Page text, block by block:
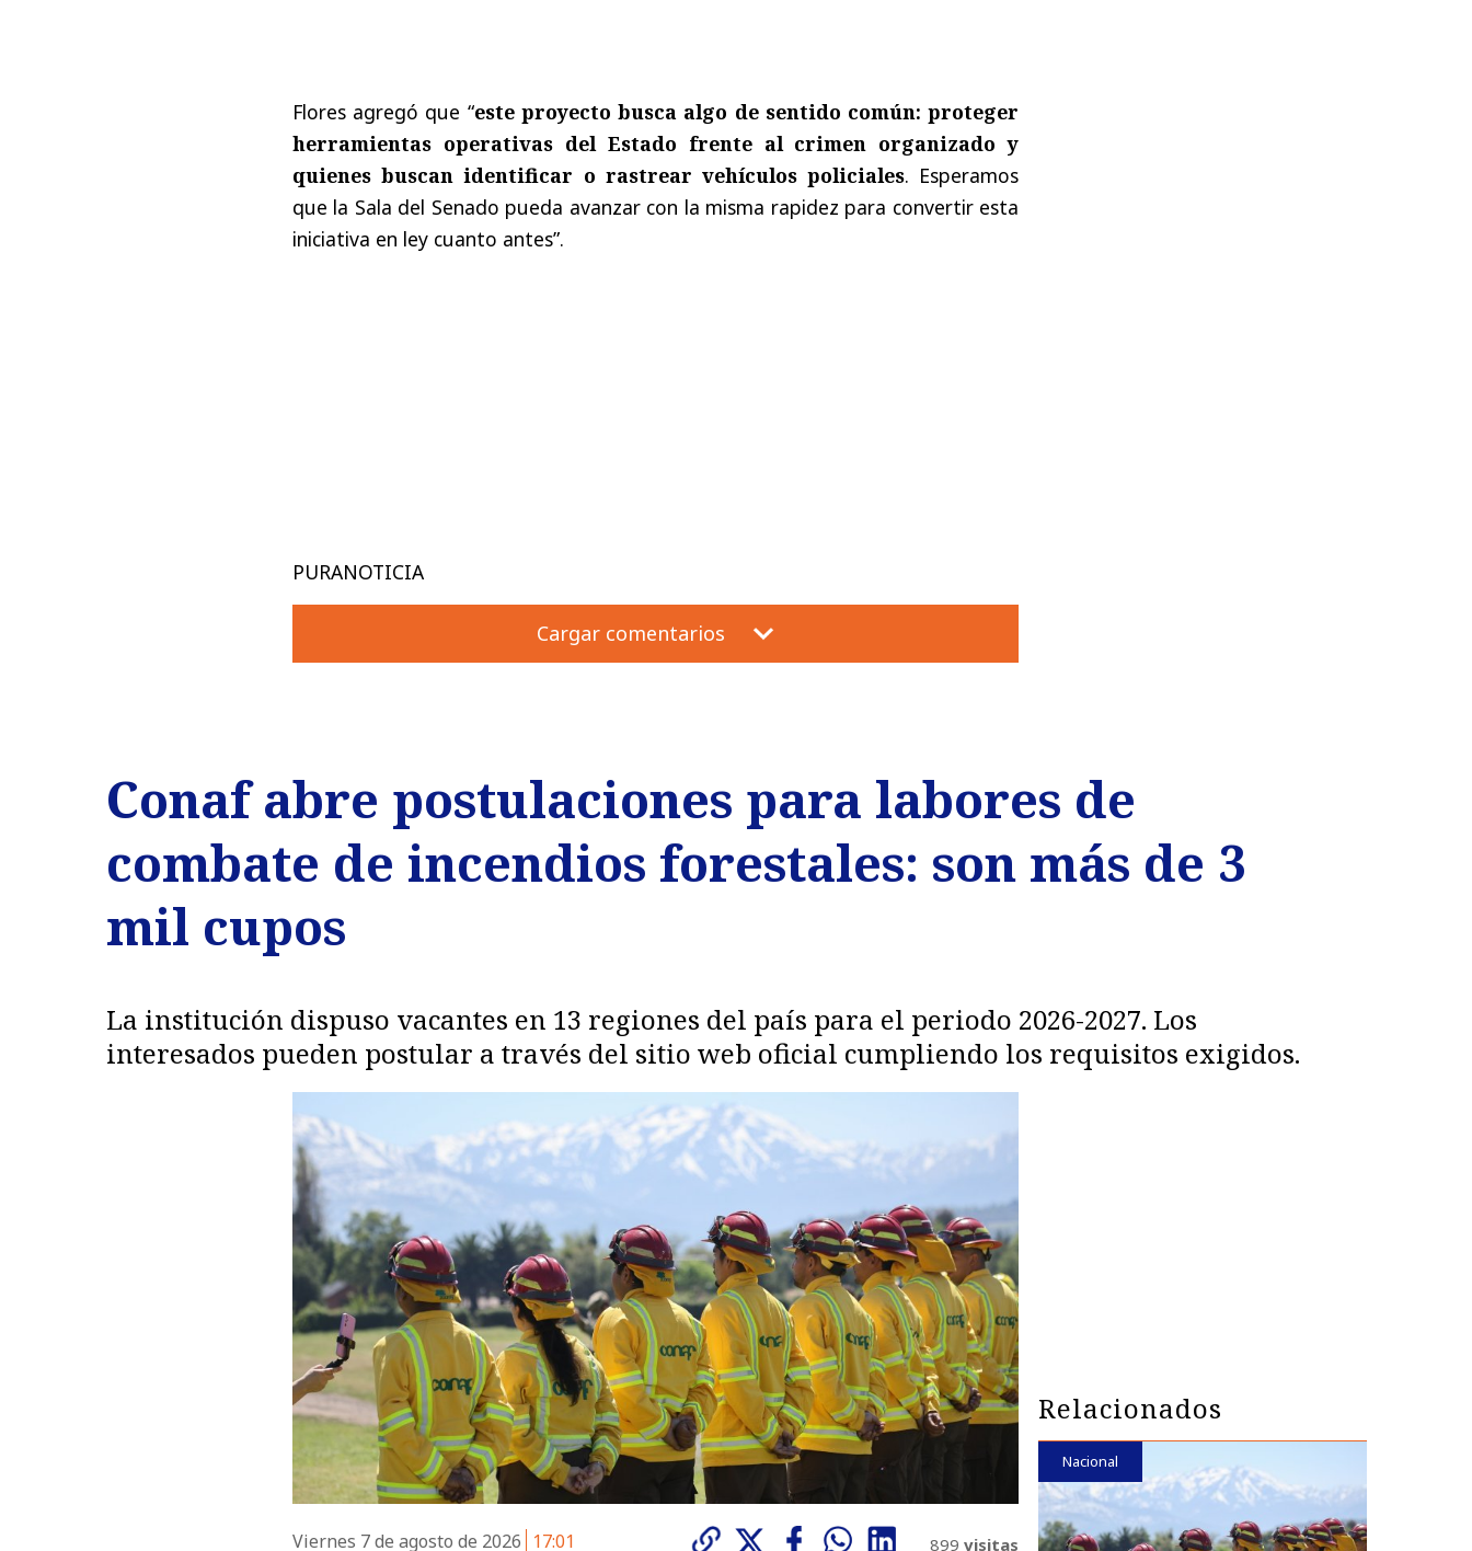
Flores agregó que “este proyecto busca algo de sentido común: proteger
herramientas operativas del Estado frente al crimen organizado y
quienes buscan identificar o rastrear vehículos policiales. Esperamos
que la Sala del Senado pueda avanzar con la misma rapidez para convertir esta
iniciativa en ley cuanto antes”.
PURANOTICIA
Cargar comentarios
Conaf abre postulaciones para labores de
combate de incendios forestales: son más de 3
mil cupos
La institución dispuso vacantes en 13 regiones del país para el periodo 2026-2027. Los
interesados pueden postular a través del sitio web oficial cumpliendo los requisitos exigidos.
Viernes 7 de agosto de 2026 17:01 899 visitas
Relacionados
Nacional